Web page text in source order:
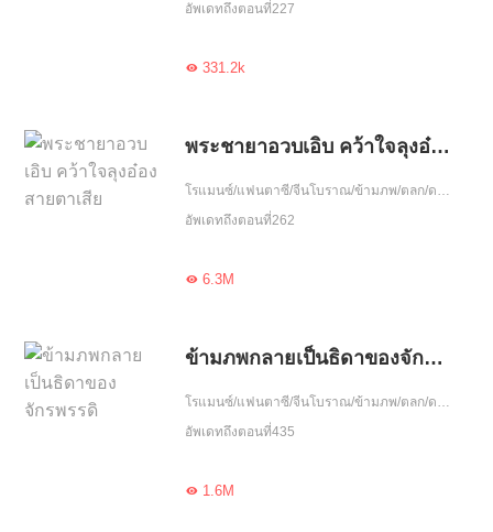
อัพเดทถึงตอนที่227
331.2k
พระชายาอวบเอิบ คว้าใจลุงอ๋องสายตาเสีย
โรแมนซ์/แฟนตาซี/จีนโบราณ/ข้ามภพ/ตลก/ดราม่า/แก้แค้น/ฮอต/โลกลึกลับ/ฝ่าอุปสรรค/รักหวานฉ่ำ/ความรัก/รักเดียวใจเดียว
อัพเดทถึงตอนที่262
6.3M
ข้ามภพกลายเป็นธิดาของจักรพรรดิ
โรแมนซ์/แฟนตาซี/จีนโบราณ/ข้ามภพ/ตลก/ดราม่า/ฮอต/โลกลึกลับ/ฝ่าอุปสรรค/สาวหวาน/แอ๊บแป๊ว/น่ารัก/ขี้งอแง/เอาแต่ใจ/อบรม
อัพเดทถึงตอนที่435
1.6M